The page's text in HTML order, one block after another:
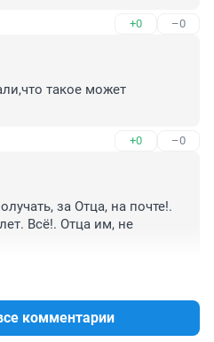
+0 –0
такое может
+0 –0
за Отца, на почте!.
Всё!. Отца им, не
комментарии